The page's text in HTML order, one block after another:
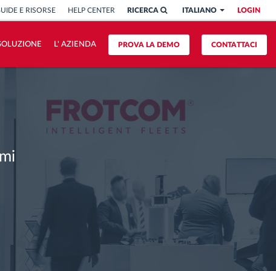
LOGIN
ITALIANO
RICERCA
E RISORSE HELP CENTER
CONTATTACI
PROVA LA DEMO
L' AZIENDA